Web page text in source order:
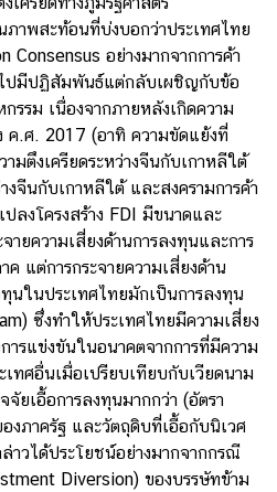
าพสะท้อนที่บ่งบอกว่าประเทศไทย
Consensus อย่างมากจากการค้า
ไปมีปฏิสัมพันธ์แต่กลับเผชิญกับข้อ
รรม เนื่องจากภายหลังเกิดความ
ค.ศ. 2017 (อาทิ ความขัดแย้งที่
มตึงเครียดระหว่างจีนกับเกาหลีใต้
จีนกับเกาหลีใต้ และสงครามการค้า
ลงโครงสร้าง FDI มีขนาดและ
ยความเสี่ยงด้านการลงทุนและการ
แต่การกระจายความเสี่ยงด้าน
นในประเทศไทยมักเป็นการลงทุน
ซึ่งทำให้ประเทศไทยมีความเสี่ยง
ารแข่งขันในอนาคตจากการที่มีความ
ทศอื่นเมื่อเปรียบเทียบกับเวียดนาม
ยเอื้อการลงทุนมากกว่า (อัตรา
ภาครัฐ และวัตถุดิบที่เอื้อกับนิเวศ
าวได้ประโยชน์อย่างมากจากกรณี
Diversion) ของบรรษัทข้าม